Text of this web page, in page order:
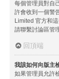
每個管理員對自
許會收到一個警
Limited 官方和
請聯繫討論區管
回頂端
我該如何向版主
如果管理員允許